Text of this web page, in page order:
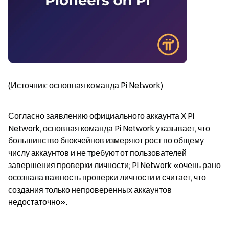
(Источник: основная команда Pi Network)
Согласно заявлению официального аккаунта X Pi
Network, основная команда Pi Network указывает, что
большинство блокчейнов измеряют рост по общему
числу аккаунтов и не требуют от пользователей
завершения проверки личности; Pi Network «очень рано
осознала важность проверки личности и считает, что
создания только непроверенных аккаунтов
недостаточно».